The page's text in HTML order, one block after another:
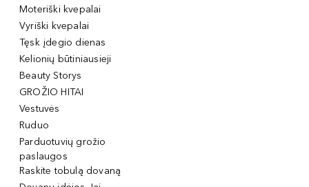
Moteriški kvepalai
Vyriški kvepalai
Tęsk įdegio dienas
Kelionių būtiniausieji
Beauty Storys
GROŽIO HITAI
Vestuvės
Ruduo
Parduotuvių grožio
paslaugos
Raskite tobulą dovaną